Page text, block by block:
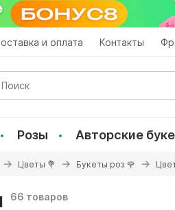
и оплата Контакты
Поиск
Розы Авторские
Цветы 💐 Букеты роз 🌹
66 товаров